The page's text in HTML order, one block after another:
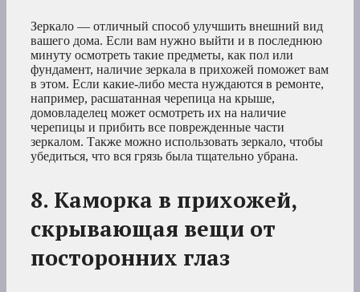
Зеркало — отличный способ улучшить внешний вид
вашего дома. Если вам нужно выйти и в последнюю
минуту осмотреть такие предметы, как пол или
фундамент, наличие зеркала в прихожей поможет вам
в этом. Если какие-либо места нуждаются в ремонте,
например, расшатанная черепица на крыше,
домовладелец может осмотреть их на наличие
черепицы и прибить все поврежденные части
зеркалом. Также можно использовать зеркало, чтобы
убедиться, что вся грязь была тщательно убрана.
8. Каморка в прихожей,
скрывающая вещи от
посторонних глаз